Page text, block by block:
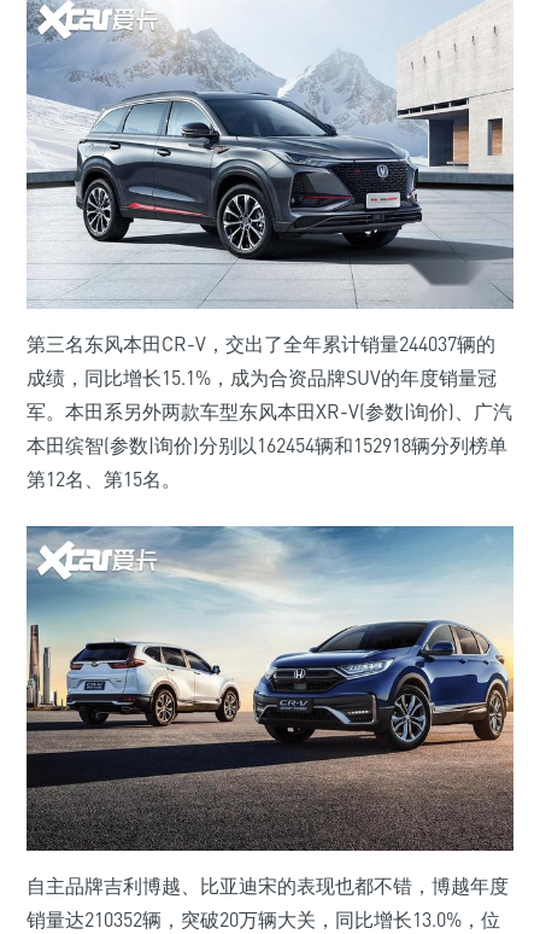
第三名东风本田CR-V，交出了全年累计销量244037辆的
成绩，同比增长15.1%，成为合资品牌SUV的年度销量冠
军。本田系另外两款车型东风本田XR-V(参数|询价)、广汽
本田缤智(参数|询价)分别以162454辆和152918辆分列榜单
第12名、第15名。
自主品牌吉利博越、比亚迪宋的表现也都不错，博越年度
销量达210352辆，突破20万辆大关，同比增长13.0%，位